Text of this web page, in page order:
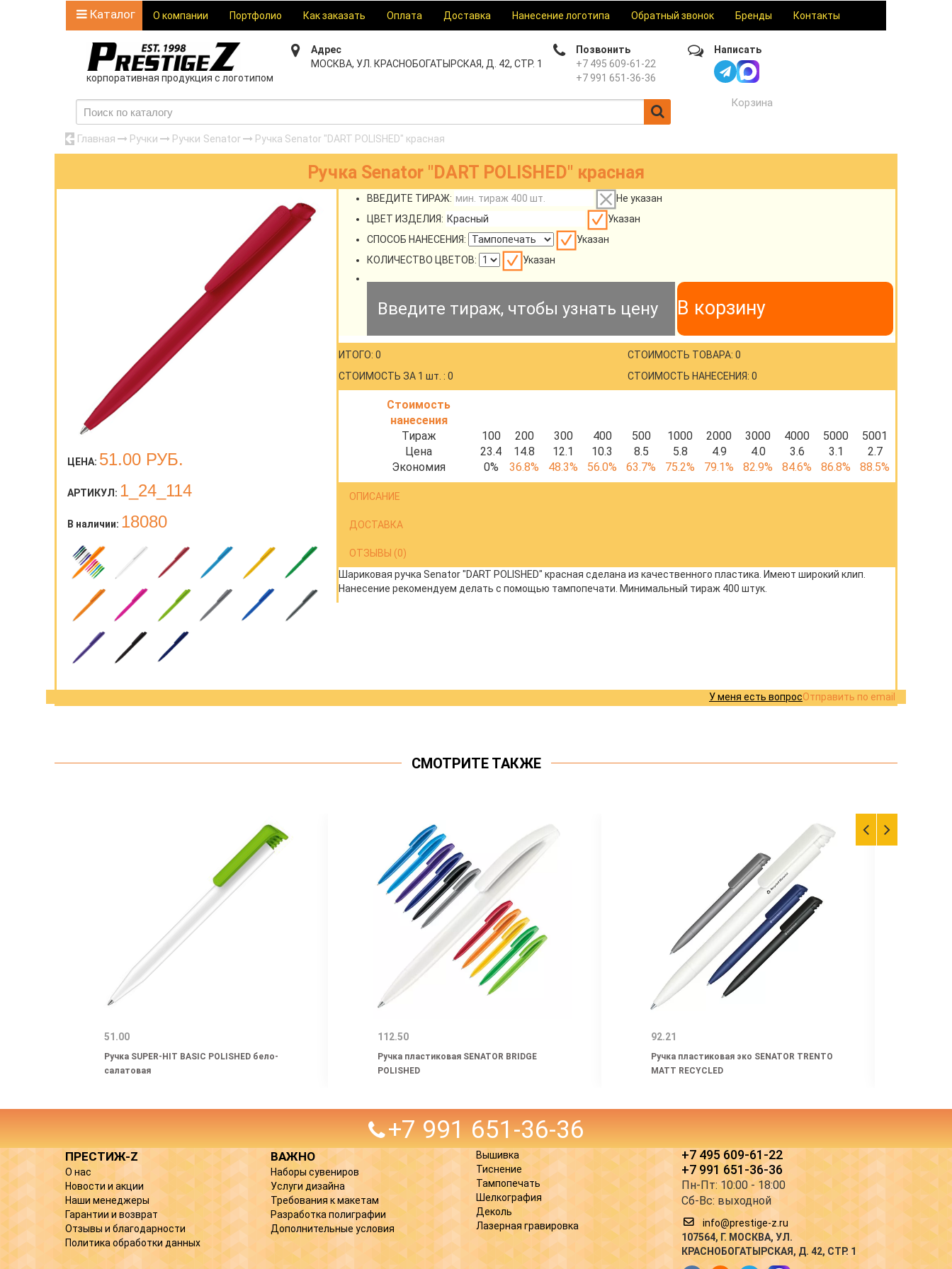
Каталог О компании Портфолио Как заказать Оплата Доставка Нанесение логотипа Обратный звонок Бренды Контакты
корпоративная продукция с логотипом
Адрес
МОСКВА, УЛ. КРАСНОБОГАТЫРСКАЯ, Д. 42, СТР. 1
Позвонить
+7 495 609-61-22
+7 991 651-36-36
Написать
Корзина
Главная Ручки Ручки Senator Ручка Senator "DART POLISHED" красная
Ручка Senator "DART POLISHED" красная
ЦЕНА: 51.00 РУБ.
АРТИКУЛ: 1_24_114
В наличии: 18080
ВВЕДИТЕ ТИРАЖ:
Не указан
ЦВЕТ ИЗДЕЛИЯ:
Указан
СПОСОБ НАНЕСЕНИЯ:
Указан
КОЛИЧЕСТВО ЦВЕТОВ:
Указан
Введите тираж, чтобы узнать цену В корзину
ИТОГО: 0
СТОИМОСТЬ ЗА 1 шт. : 0
СТОИМОСТЬ ТОВАРА: 0
СТОИМОСТЬ НАНЕСЕНИЯ: 0
Стоимость
нанесения
Тираж
100 200 300 400 500 1000 2000 3000 4000 5000
5001
Цена
23.4 14.8 12.1 10.3 8.5 5.8 4.9 4.0 3.6 3.1
2.7
Экономия
0% 36.8% 48.3% 56.0% 63.7% 75.2% 79.1% 82.9% 84.6% 86.8% 88.5%
ОПИСАНИЕ
ДОСТАВКА
ОТЗЫВЫ (0)
Шариковая ручка Senator "DART POLISHED" красная сделана из качественного пластика. Имеют широкий клип.
Нанесение рекомендуем делать с помощью тампопечати. Минимальный тираж 400 штук.
Отправить по email
У меня есть вопрос
СМОТРИТЕ ТАКЖЕ
51.00
Ручка SUPER-HIT BASIC POLISHED бело-
салатовая
112.50
Ручка пластиковая SENATOR BRIDGE
POLISHED
92.21
Ручка пластиковая эко SENATOR TRENTO
MATT RECYCLED
+7 991 651-36-36
ПРЕСТИЖ-Z
О нас
Новости и акции
Наши менеджеры
Гарантии и возврат
Отзывы и благодарности
Политика обработки данных
ВАЖНО
Наборы сувениров
Услуги дизайна
Требования к макетам
Разработка полиграфии
Дополнительные условия
Вышивка
Тиснение
Тампопечать
Шелкография
Деколь
Лазерная гравировка
+7 495 609-61-22
+7 991 651-36-36
Пн-Пт: 10:00 - 18:00
Сб-Вс: выходной
info@prestige-z.ru
107564, Г. МОСКВА, УЛ.
КРАСНОБОГАТЫРСКАЯ, Д. 42, СТР. 1